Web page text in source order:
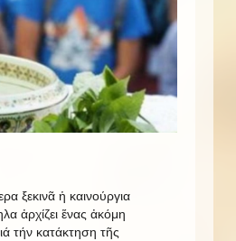
ξεκινᾶ ἡ καινούργια
ἀρχίζει ἕνας ἀκόμη
τήν κατάκτηση τῆς